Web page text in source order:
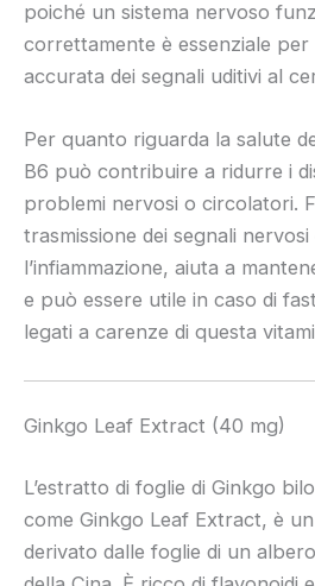
poiché un sistema nervoso
correttamente è essenziale per
accurata dei segnali uditivi al
Per quanto riguarda la salute
B6 può contribuire a ridurre i
problemi nervosi o circolatori.
trasmissione dei segnali
l’infiammazione, aiuta a
e può essere utile in caso di
legati a carenze di questa
Ginkgo Leaf Extract (40 mg)
L’estratto di foglie di Ginkgo
come Ginkgo Leaf Extract, è
derivato dalle foglie di un